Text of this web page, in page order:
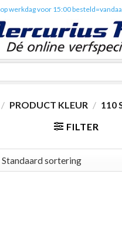
op werkdag voor 15:00
/ PRODUCT KLEUR / 110
FILTER